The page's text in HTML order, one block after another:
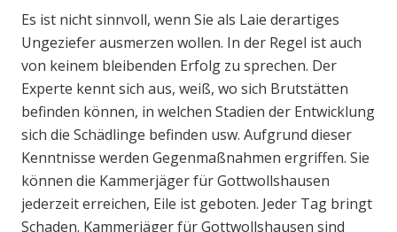
Es ist nicht sinnvoll, wenn Sie als Laie derartiges
Ungeziefer ausmerzen wollen. In der Regel ist auch
von keinem bleibenden Erfolg zu sprechen. Der
Experte kennt sich aus, weiß, wo sich Brutstätten
befinden können, in welchen Stadien der Entwicklung
sich die Schädlinge befinden usw. Aufgrund dieser
Kenntnisse werden Gegenmaßnahmen ergriffen. Sie
können die Kammerjäger für Gottwollshausen
jederzeit erreichen, Eile ist geboten. Jeder Tag bringt
Schaden. Kammerjäger für Gottwollshausen sind